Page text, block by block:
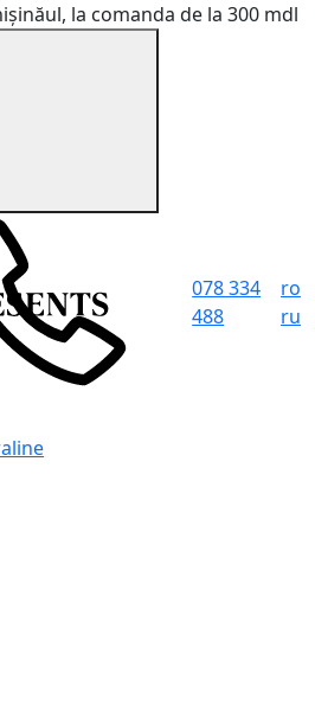
la comanda de la 300 mdl
078 334
488
ro
ru